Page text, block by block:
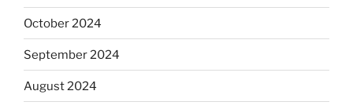
October 2024
September 2024
August 2024